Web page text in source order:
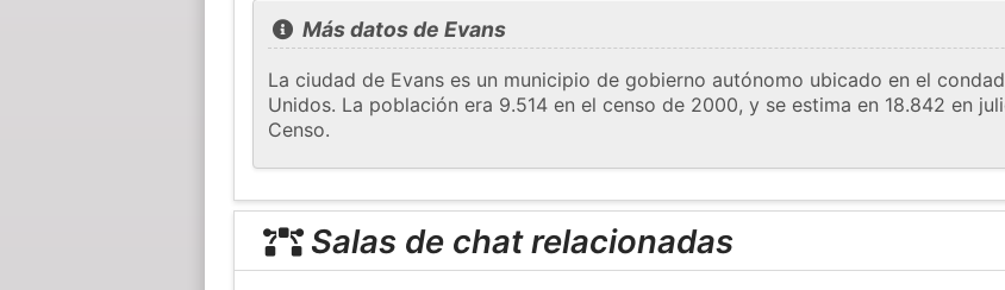
Más datos de Evans
La ciudad de Evans es un municipio de gobierno autónomo ubicado en el
Unidos. La población era 9.514 en el censo de 2000, y se estima en 18.842 en
Censo.
Salas de chat relacionadas